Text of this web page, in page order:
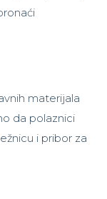
materijala
da polaznici
i pribor za